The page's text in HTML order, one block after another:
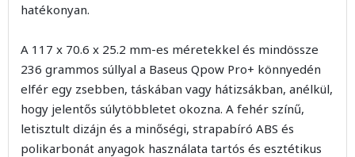
hatékonyan.
A 117 x 70.6 x 25.2 mm-es méretekkel és mindössze
236 grammos súllyal a Baseus Qpow Pro+ könnyedén
elfér egy zsebben, táskában vagy hátizsákban, anélkül,
hogy jelentős súlytöbbletet okozna. A fehér színű,
letisztult dizájn és a minőségi, strapabíró ABS és
polikarbonát anyagok használata tartós és esztétikus